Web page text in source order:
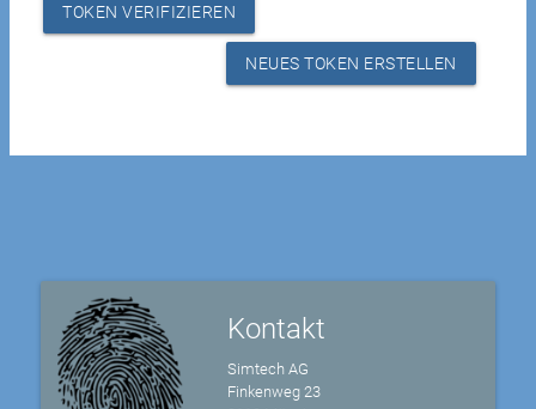
TOKEN VERIFIZIEREN
NEUES TOKEN ERSTELLEN
Kontakt
Simtech AG
Finkenweg 23